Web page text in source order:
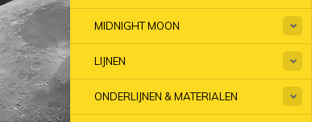
MIDNIGHT MOON
LIJNEN
ONDERLIJNEN & MATERIALEN